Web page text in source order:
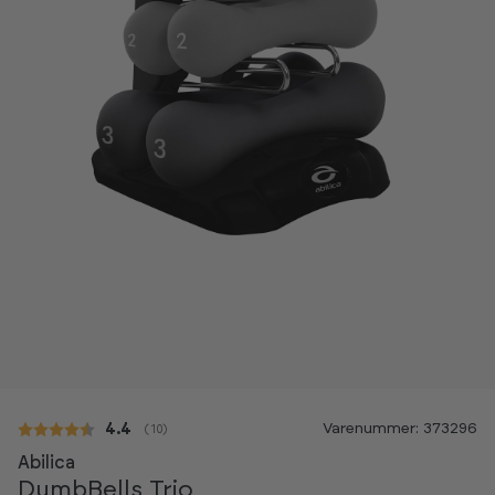
Gennemsnitlig vurdering:
4.4 ( stemmer:
10) Varenummer: 373296
Abilica